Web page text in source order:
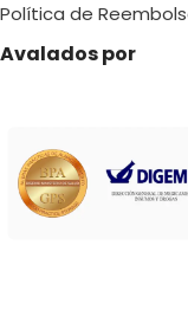
Política de
Avalados por